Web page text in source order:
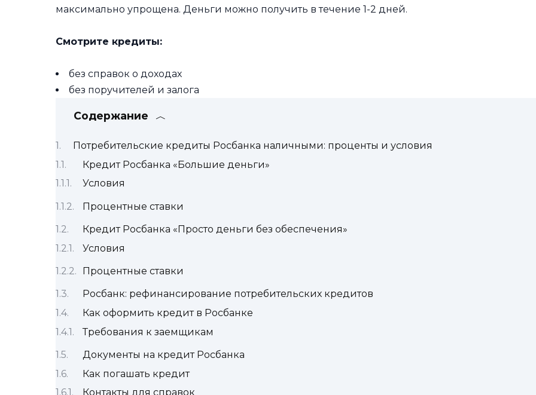
максимально упрощена. Деньги можно получить в течение 1-2 дней.
Смотрите кредиты:
без справок о доходах
без поручителей и залога
Содержание
Потребительские кредиты Росбанка наличными: проценты и условия
Кредит Росбанка «Большие деньги»
Условия
Процентные ставки
Кредит Росбанка «Просто деньги без обеспечения»
Условия
Процентные ставки
Росбанк: рефинансирование потребительских кредитов
Как оформить кредит в Росбанке
Требования к заемщикам
Документы на кредит Росбанка
Как погашать кредит
Контакты для справок